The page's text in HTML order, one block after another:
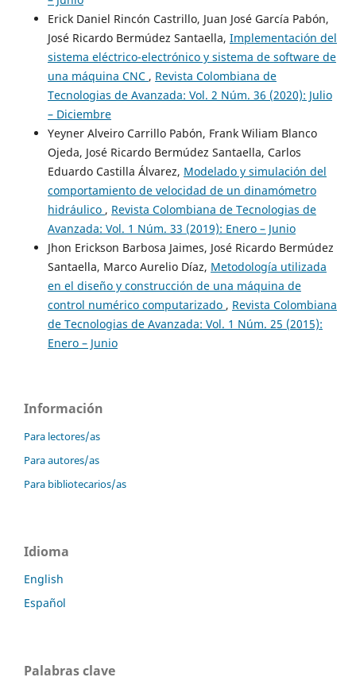
Erick Daniel Rincón Castrillo, Juan José García Pabón,
José Ricardo Bermúdez Santaella, Implementación del
sistema eléctrico-electrónico y sistema de software de
una máquina CNC , Revista Colombiana de
Tecnologias de Avanzada: Vol. 2 Núm. 36 (2020): Julio
– Diciembre
Yeyner Alveiro Carrillo Pabón, Frank Wiliam Blanco
Ojeda, José Ricardo Bermúdez Santaella, Carlos
Eduardo Castilla Álvarez, Modelado y simulación del
comportamiento de velocidad de un dinamómetro
hidráulico , Revista Colombiana de Tecnologias de
Avanzada: Vol. 1 Núm. 33 (2019): Enero – Junio
Jhon Erickson Barbosa Jaimes, José Ricardo Bermúdez
Santaella, Marco Aurelio Díaz, Metodología utilizada
en el diseño y construcción de una máquina de
control numérico computarizado , Revista Colombiana
de Tecnologias de Avanzada: Vol. 1 Núm. 25 (2015):
Enero – Junio
Información
Para lectores/as
Para autores/as
Para bibliotecarios/as
Idioma
English
Español
Palabras clave